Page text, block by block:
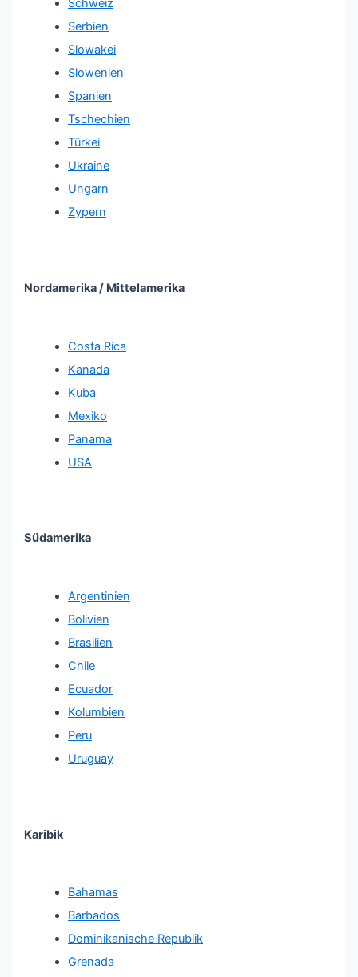
Schweiz
Serbien
Slowakei
Slowenien
Spanien
Tschechien
Türkei
Ukraine
Ungarn
Zypern
Nordamerika / Mittelamerika
Costa Rica
Kanada
Kuba
Mexiko
Panama
USA
Südamerika
Argentinien
Bolivien
Brasilien
Chile
Ecuador
Kolumbien
Peru
Uruguay
Karibik
Bahamas
Barbados
Dominikanische Republik
Grenada